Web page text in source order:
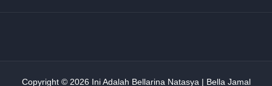
Copyright © 2026 Ini Adalah Bellarina Natasya | Bella Jamal